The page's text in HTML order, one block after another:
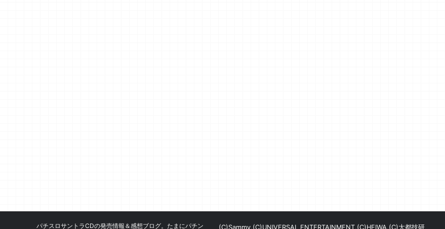
(C)Sammy,(C)UNIVERSAL ENTERTAINMENT,(C)HEIWA,(C)大都技研
パチスロサントラCDの発売情報＆感想ブログ。たまにパチン